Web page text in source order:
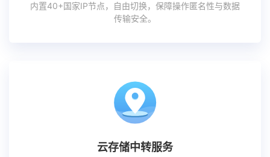
内置40+国家IP节点，自由切换，保障操作匿名性与数据
传输安全。
云存储中转服务